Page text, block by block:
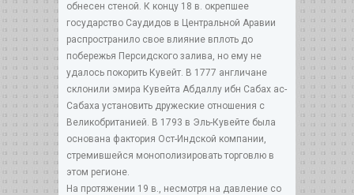
обнесен стеной. К концу 18 в. окрепшее
государство Саудидов в Центральной Аравии
распространило свое влияние вплоть до
побережья Персидского залива, но ему не
удалось покорить Кувейт. В 1777 англичане
склонили эмира Кувейта Абдаллу ибн Сабах ас-
Сабаха установить дружеские отношения с
Великобританией. В 1793 в Эль-Кувейте была
основана фактория Ост-Индской компании,
стремившейся монополизировать торговлю в
этом регионе.
На протяжении 19 в., несмотря на давление со